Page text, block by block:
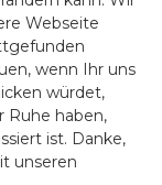
Webseite
wenn Ihr uns
würdet,
Ruhe haben,
ist. Danke,
unseren